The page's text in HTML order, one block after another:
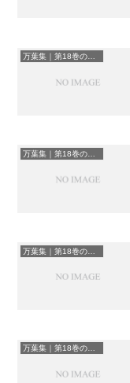
万葉集｜第18巻の和歌一覧
万葉集｜第18巻の和歌一覧
万葉集｜第18巻の和歌一覧
万葉集｜第18巻の和歌一覧